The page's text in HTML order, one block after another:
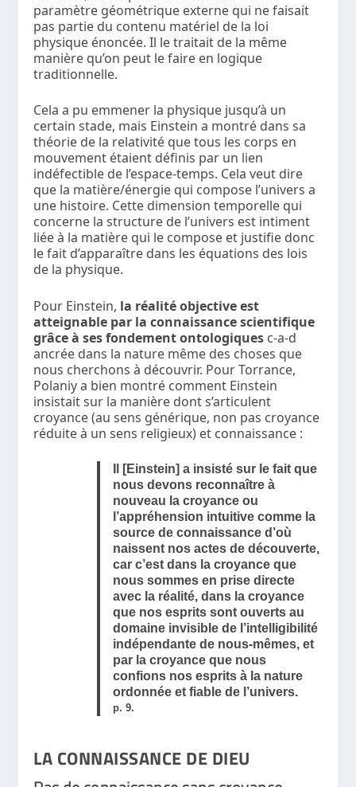
paramètre géométrique externe qui ne faisait
pas partie du contenu matériel de la loi
physique énoncée. Il le traitait de la même
manière qu’on peut le faire en logique
traditionnelle.
Cela a pu emmener la physique jusqu’à un
certain stade, mais Einstein a montré dans sa
théorie de la relativité que tous les corps en
mouvement étaient définis par un lien
indéfectible de l’espace-temps. Cela veut dire
que la matière/énergie qui compose l’univers a
une histoire. Cette dimension temporelle qui
concerne la structure de l’univers est intiment
liée à la matière qui le compose et justifie donc
le fait d’apparaître dans les équations des lois
de la physique.
Pour Einstein, la réalité objective est
atteignable par la connaissance scientifique
grâce à ses fondement ontologiques c-a-d
ancrée dans la nature même des choses que
nous cherchons à découvrir. Pour Torrance,
Polaniy a bien montré comment Einstein
insistait sur la manière dont s’articulent
croyance (au sens générique, non pas croyance
réduite à un sens religieux) et connaissance :
Il [Einstein] a insisté sur le fait que
nous devons reconnaître à
nouveau la croyance ou
l’appréhension intuitive comme la
source de connaissance d’où
naissent nos actes de découverte,
car c’est dans la croyance que
nous sommes en prise directe
avec la réalité, dans la croyance
que nos esprits sont ouverts au
domaine invisible de l’intelligibilité
indépendante de nous-mêmes, et
par la croyance que nous
confions nos esprits à la nature
ordonnée et fiable de l’univers.
p. 9.
LA CONNAISSANCE DE DIEU